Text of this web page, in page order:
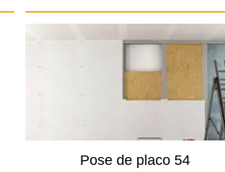
Pose de placo 54